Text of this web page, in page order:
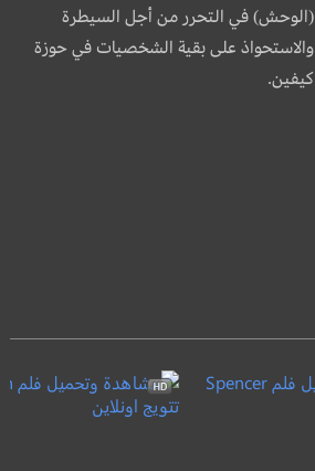
(الوحش) في التحرر من أجل السيطرة
والاستحواذ على بقيةالشخصيات في حوزة
كيفين.